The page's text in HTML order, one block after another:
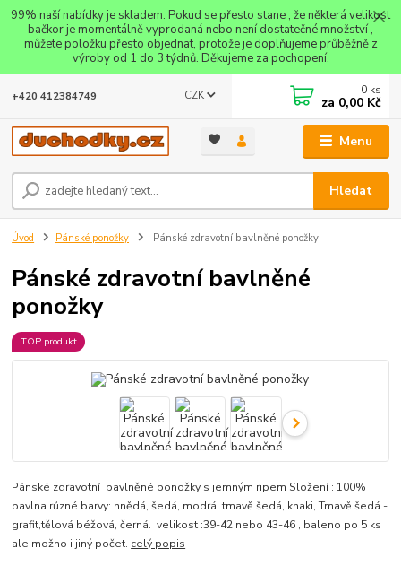
99% naší nabídky je skladem. Pokud se přesto stane , že některá velikost
bačkor je momentálně vyprodaná nebo není dostatečné množství ,
můžete položku přesto objednat, protože je doplňujeme průběžně z
výroby od 1 do 3 týdnů. Děkujeme za pochopení.
Menu
CZK
Hledat
+420 412384749 0 ks
za 0,00 Kč
Úvod Pánské ponožky Pánské zdravotní bavlněné ponožky
Pánské zdravotní bavlněné
ponožky
TOP produkt
Pánské zdravotní bavlněné ponožky s jemným ripem Složení : 100%
bavlna různé barvy: hnědá, šedá, modrá, tmavě šedá, khaki, Tmavě šedá -
grafit,tělová béžová, černá. velikost :39-42 nebo 43-46 , baleno po 5 ks
ale možno i jiný počet. celý popis